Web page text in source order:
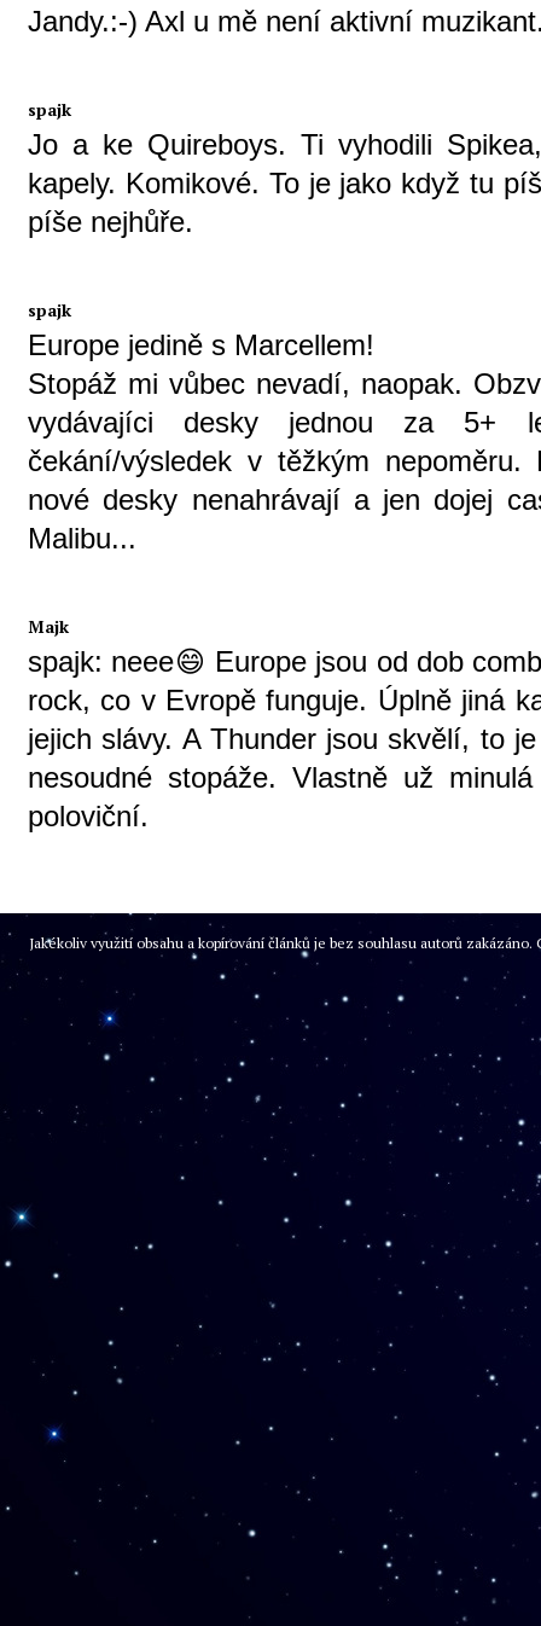
Jandy.:-) Axl u mě není aktivní
spajk
Jo a ke Quireboys. Ti vyhodili
kapely. Komikové. To je jako když tu
píše nejhůře.
spajk
Europe jedině s Marcellem!
Stopáž mi vůbec nevadí, naopak.
vydávajíci desky jednou za 5+
čekání/výsledek v těžkým nepoměru.
nové desky nenahrávají a jen dojej
Malibu...
Majk
spajk: neee😄 Europe jsou od dob
rock, co v Evropě funguje. Úplně jiná
jejich slávy. A Thunder jsou skvělí, to
nesoudné stopáže. Vlastně už
poloviční.
Jakékoliv využití obsahu a kopírování článků je bez souhlasu autorů